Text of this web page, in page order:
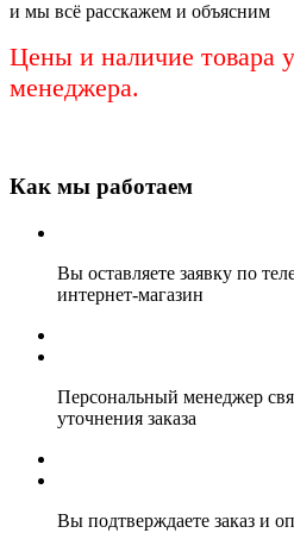
и мы всё расскажем и объясним
Цены и наличие товара
менеджера.
Как мы работаем
Вы оставляете заявку по
интернет-магазин
Персональный менеджер
уточнения заказа
Вы подтверждаете заказ и